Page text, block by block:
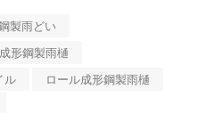
製雨どい
形鋼製雨樋
ル
ロール成形鋼製雨樋